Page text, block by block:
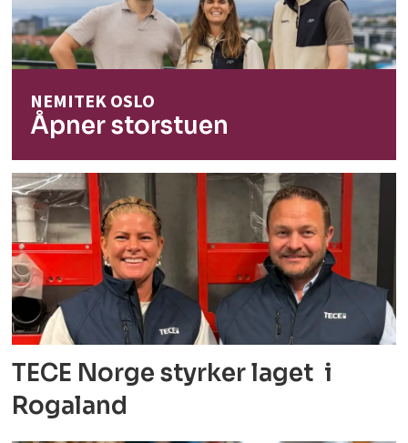
NEMITEK OSLO
Åpner storstuen
TECE Norge styrker laget i
Rogaland